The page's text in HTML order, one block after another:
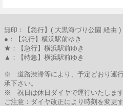
無印：【急行】( 大黒海づり公園 経由 )
●：【急行】横浜駅前ゆき
★：【急行】横浜駅前ゆき
▲：【特急】横浜駅前ゆき
※ 道路渋滞等により、予定どおり運
承下さい。
※ 祝日は休日ダイヤで運行いたします
ご注意：ダイヤ改正により時刻を変更